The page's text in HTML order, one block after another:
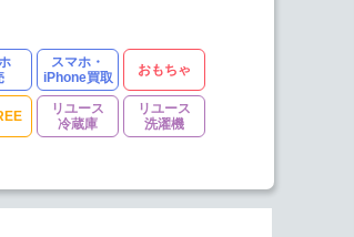
スマホ・
iPhone買取
おもちゃ
リユース
冷蔵庫
リユース
洗濯機